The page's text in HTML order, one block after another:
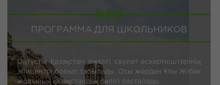
ПРОГРАММА ДЛЯ ШКОЛЬНИКОВ
Оңтүстік Қазақстан ежелгі сәулет ескерткіштерінің
эпицентрі болып табылады. Осы жерден Ұлы Жібек
жолының қазақстандық бөлігі басталады.